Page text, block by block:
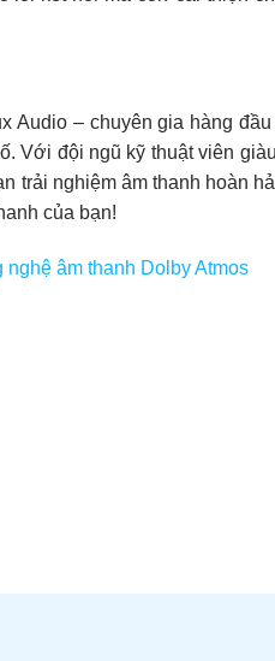
Audio – chuyên gia hàng
Với đội ngũ kỹ thuật viên
trải nghiệm âm thanh hoàn
của bạn!
âm thanh Dolby Atmos